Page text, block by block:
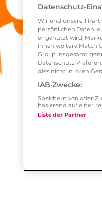
Datenschutz-
Wir und unsere 1
persönlichen Daten,
er genutzt wird,
Ihnen weitere Match
Group insgesamt
Datenschutz-
dies nicht in Ihren
IAB-Zwecke:
Speichern von oder
basierend auf einer
Liste der Partner